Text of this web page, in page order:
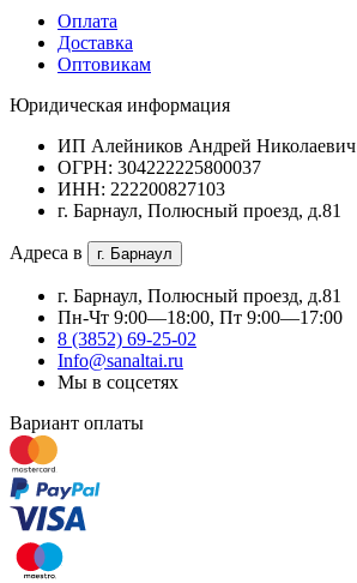
Оплата
Доставка
Оптовикам
Юридическая информация
ИП Алейников Андрей Николаевич
ОГРН: 304222225800037
ИНН: 222200827103
г. Барнаул, Полюсный проезд, д.81
Адреса в г. Барнаул
г. Барнаул, Полюсный проезд, д.81
Пн-Чт 9:00—18:00, Пт 9:00—17:00
8 (3852) 69-25-02
Info@sanaltai.ru
Мы в соцсетях
Вариант оплаты